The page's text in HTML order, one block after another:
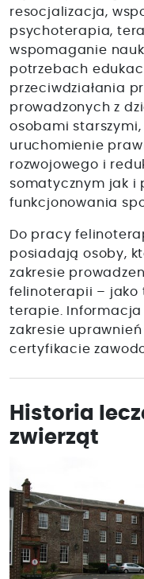
resocjalizacja,
psychoterapia,
wspomaganie
potrzebach
przeciwdziałania
prowadzonych z
osobami
uruchomienie
rozwojowego i
somatycznym jak i
funkcjonowania
Do pracy
posiadają osoby,
zakresie
felinoterapii – jako
terapie. Informacja
zakresie
certyfikacie
Historia
zwierząt